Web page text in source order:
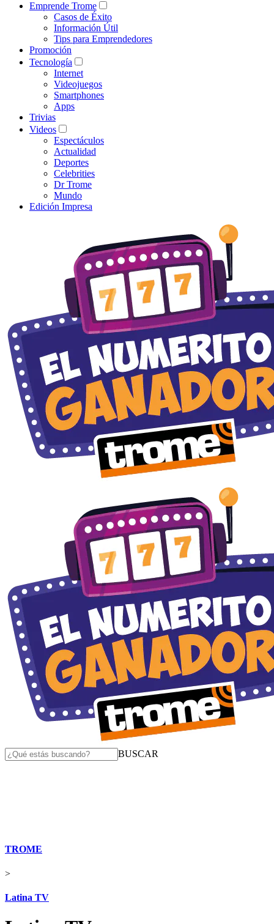
Emprende Trome
Casos de Éxito
Información Útil
Tips para Emprendedores
Promoción
Tecnología
Internet
Videojuegos
Smartphones
Apps
Trivias
Videos
Espectáculos
Actualidad
Deportes
Celebrities
Dr Trome
Mundo
Edición Impresa
BUSCAR
TROME
>
Latina TV